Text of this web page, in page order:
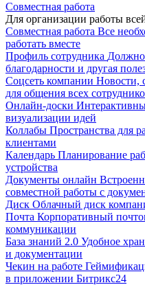
Совместная работа
Для организации работы
Совместная работа Все
работать вместе
Профиль сотрудника
благодарности и другая
Соцсеть компании Новости,
для общения всех
Онлайн-доски
визуализации идей
Коллабы Пространства для
клиентами
Календарь Планирование
устройства
Документы онлайн
совместной работы с
Диск Облачный диск
Почта Корпоративный
коммуникации
База знаний 2.0 Удобное
и документации
Чекин на работе
в приложении Битрикс24